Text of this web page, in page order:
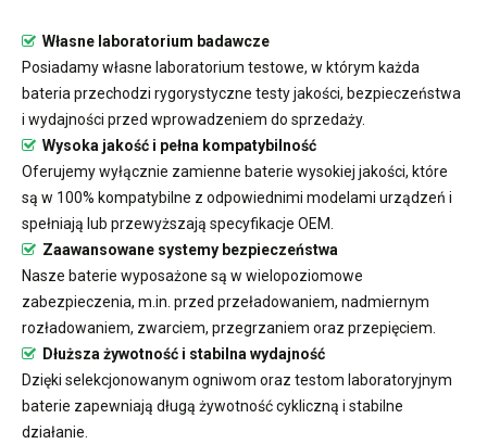
Własne laboratorium badawcze
Posiadamy własne laboratorium testowe, w którym każda
bateria przechodzi rygorystyczne testy jakości, bezpieczeństwa
i wydajności przed wprowadzeniem do sprzedaży.
Wysoka jakość i pełna kompatybilność
Oferujemy wyłącznie zamienne baterie wysokiej jakości, które
są w 100% kompatybilne z odpowiednimi modelami urządzeń i
spełniają lub przewyższają specyfikacje OEM.
Zaawansowane systemy bezpieczeństwa
Nasze baterie wyposażone są w wielopoziomowe
zabezpieczenia, m.in. przed przeładowaniem, nadmiernym
rozładowaniem, zwarciem, przegrzaniem oraz przepięciem.
Dłuższa żywotność i stabilna wydajność
Dzięki selekcjonowanym ogniwom oraz testom laboratoryjnym
baterie zapewniają długą żywotność cykliczną i stabilne
działanie.